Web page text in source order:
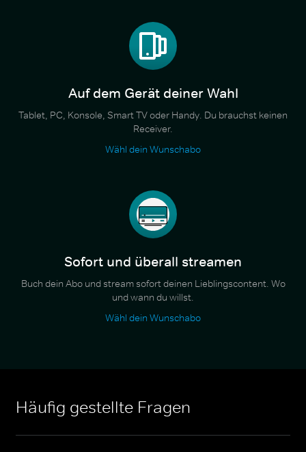
Auf dem Gerät deiner Wahl
Tablet, PC, Konsole, Smart TV oder Handy. Du brauchst keinen
Receiver.
Wähl dein Wunschabo
Sofort und überall streamen
Buch dein Abo und stream sofort deinen Lieblingscontent. Wo
und wann du willst.
Wähl dein Wunschabo
Häufig gestellte Fragen